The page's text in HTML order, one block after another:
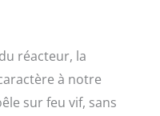
réacteur, la
à notre
sur feu vif, sans